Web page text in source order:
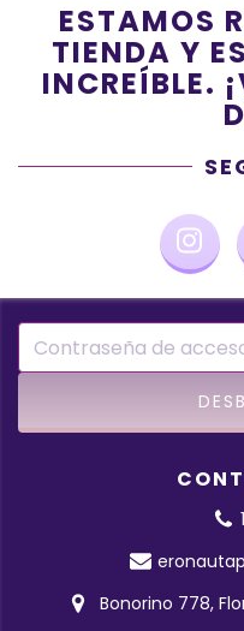
ESTAMOS
TIENDA Y
INCREÍBLE.
Bonorino 778,